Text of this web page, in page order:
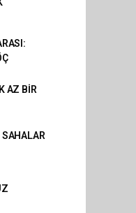
AZ BİR
SAHALAR